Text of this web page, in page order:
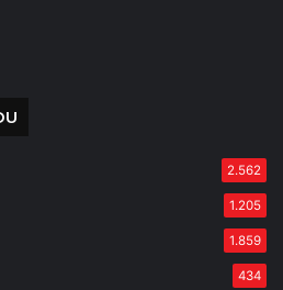
2.562
1.205
1.859
434